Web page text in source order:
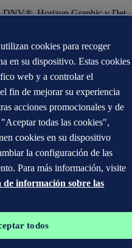
DNV®, Horizon Graphic y Det
cookies para recoger
en su dispositivo. Estas cookies
web y a controlar el
fin de mejorar su experiencia
acciones promocionales y de
todas las cookies",
cookies en su dispositivo
la configuración de las
Para más información, visite
de información sobre las
todos